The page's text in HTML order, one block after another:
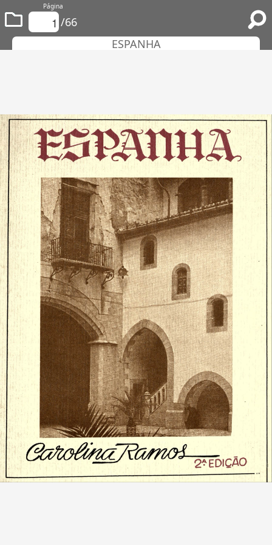
Página
/66
ESPANHA